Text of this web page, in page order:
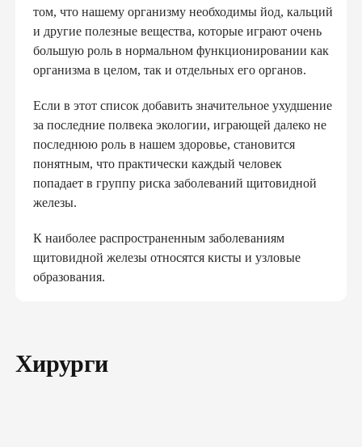
том, что нашему организму необходимы йод, кальций
и другие полезные вещества, которые играют очень
большую роль в нормальном функционировании как
организма в целом, так и отдельных его органов.
Если в этот список добавить значительное ухудшение
за последние полвека экологии, играющей далеко не
последнюю роль в нашем здоровье, становится
понятным, что практически каждый человек
попадает в группу риска заболеваний щитовидной
железы.
К наиболее распространенным заболеваниям
щитовидной железы относятся кисты и узловые
образования.
Хирурги